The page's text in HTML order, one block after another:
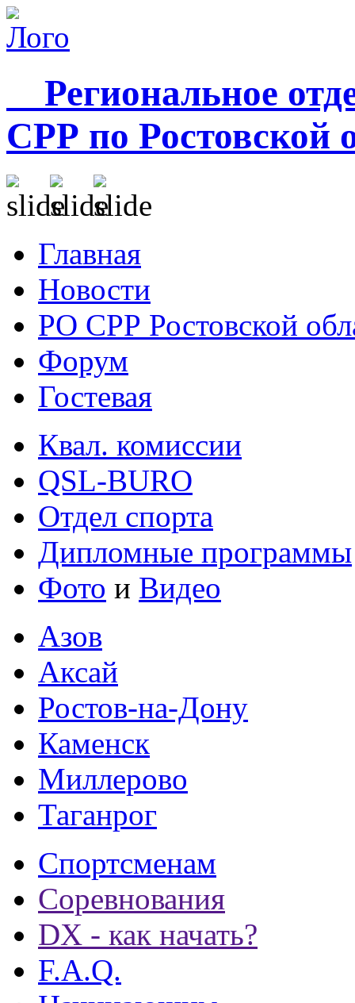
Региональное
СРР по Ростовской
Главная
Новости
РО СРР Ростовской
Форум
Гостевая
Квал. комиссии
QSL-BURO
Отдел спорта
Дипломные программы
Фото и Видео
Азов
Аксай
Ростов-на-Дону
Каменск
Миллерово
Таганрог
Спортсменам
Соревнования
DX - как начать?
F.A.Q.